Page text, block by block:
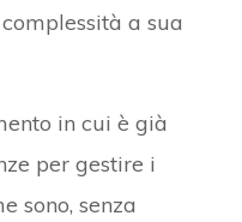
a sua
in cui è già
per gestire i
sono, senza